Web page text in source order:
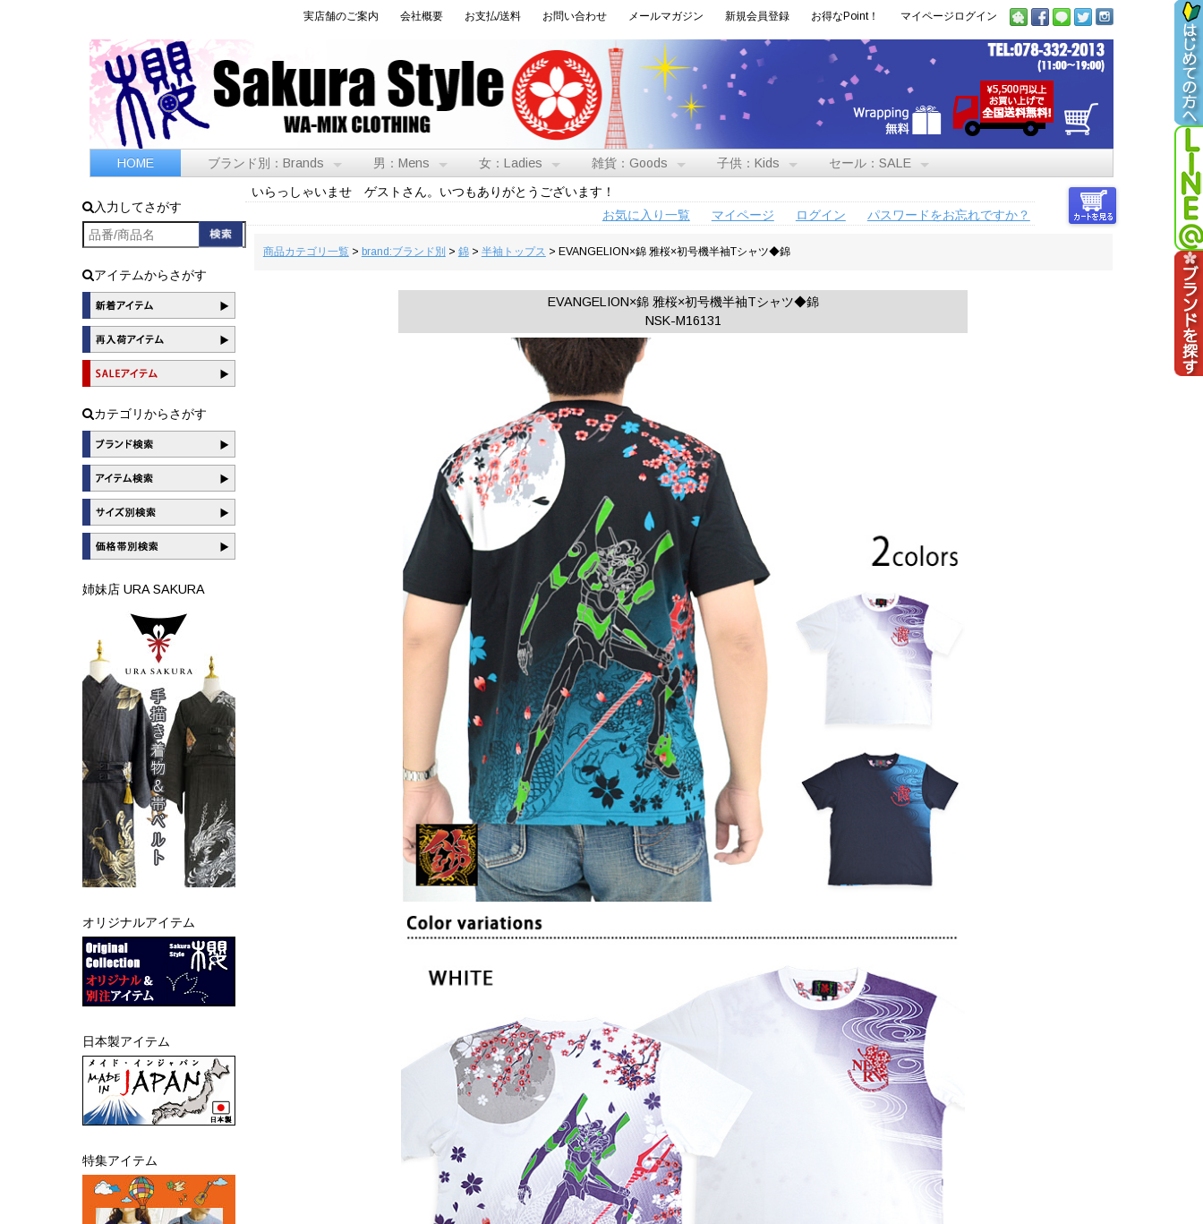
実店舗のご案内 会社概要 お支払/送料 お問い合わせ メールマガジン 新規会員登録 お得なPoint！ マイページログイン
HOME ブランド別：Brands 男：Mens 女：Ladies 雑貨：Goods 子供：Kids セール：SALE
入力してさがす
アイテムからさがす
カテゴリからさがす
姉妹店 URA SAKURA
オリジナルアイテム
日本製アイテム
特集アイテム
いらっしゃいませ ゲストさん。いつもありがとうございます！
お気に入り一覧
マイページ ログイン パスワードをお忘れですか？
商品カテゴリ一覧> brand:ブランド別 > 錦> 半袖トップス > EVANGELION×錦 雅桜×初号機半袖Tシャツ◆錦
EVANGELION×錦 雅桜×初号機半袖Tシャツ◆錦
NSK-M16131